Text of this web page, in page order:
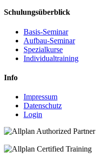
Schulungsüberblick
Basis-Seminar
Aufbau-Seminar
Spezialkurse
Individualtraining
Info
Impressum
Datenschutz
Login